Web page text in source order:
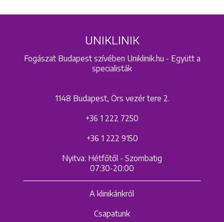
UNIKLINIK
Fogászat Budapest szívében Uniklinik.hu - Együtt a
specialisták
1148 Budapest, Örs vezér tere 2.
+36 1 222 7250
+36 1 222 9150
Nyitva: Hétfőtől - Szombatig
07:30-20:00
A klinikánkról
Csapatunk